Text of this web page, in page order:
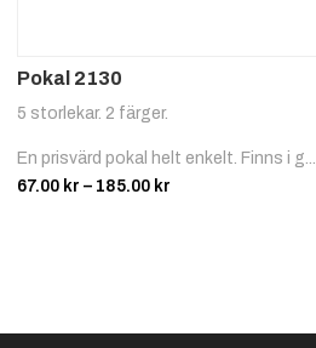
Pokal 2130
5 storlekar. 2 färger.
En prisvärd pokal helt enkelt. Finns i g...
67.00 kr – 185.00 kr